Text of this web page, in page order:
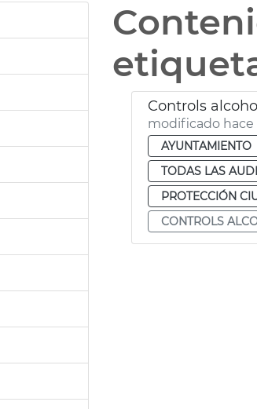
Controls
modificado hace
AYUNTAMIENTO
TODAS LAS
PROTECCIÓN
CONTROLS